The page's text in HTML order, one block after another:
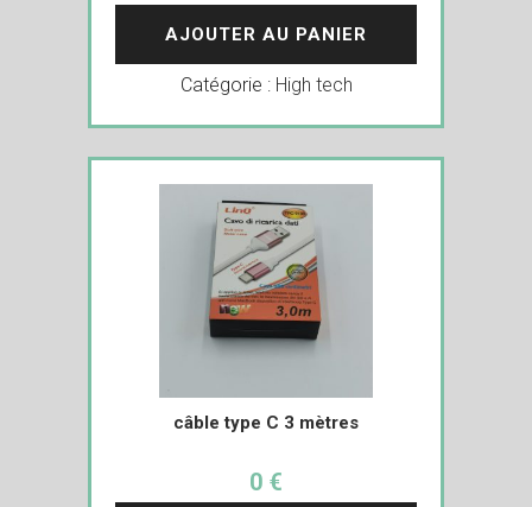
AJOUTER AU PANIER
Catégorie : High tech
câble type C 3 mètres
0 €